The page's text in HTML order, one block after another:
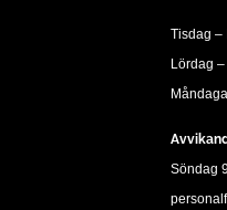
Tisdag –
Lördag
Söndag